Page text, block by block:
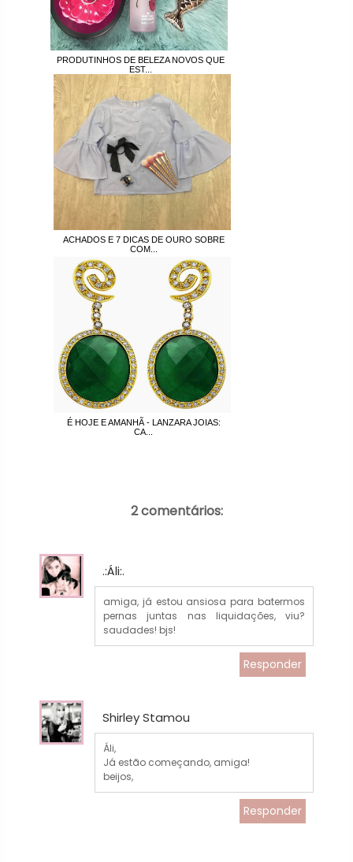
PRODUTINHOS DE BELEZA NOVOS QUE
EST...
ACHADOS E 7 DICAS DE OURO SOBRE
COM...
É HOJE E AMANHÃ - LANZARA JOIAS:
CA...
2 comentários:
.:Áli:.
amiga, já estou ansiosa para batermos
pernas juntas nas liquidações, viu?
saudades! bjs!
Responder
Shirley Stamou
Áli,
Já estão começando, amiga!
beijos,
Responder